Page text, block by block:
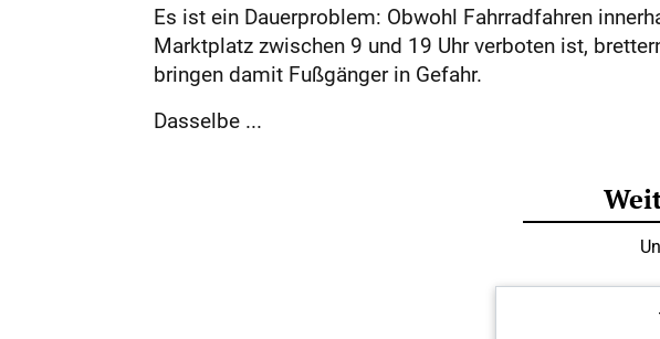
Es ist ein Dauerproblem: Obwohl Fahrradfahren
Marktplatz zwischen 9 und 19 Uhr verboten ist,
bringen damit Fußgänger in Gefahr.
Dasselbe ...